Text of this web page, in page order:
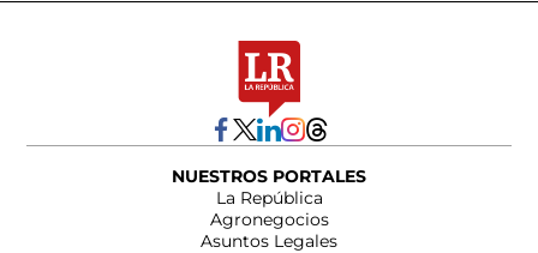
NUESTROS PORTALES
La República
Agronegocios
Asuntos Legales